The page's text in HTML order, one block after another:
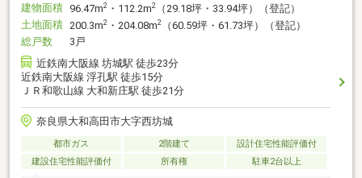
建物面積 96.47m2 ・112.2m2
（29.18坪・33.94坪）（登記）
土地面積 200.3m2 ・204.08m2
（60.59坪・61.73坪）（登記）
総戸数
3戸
近鉄南大阪線 坊城駅 徒歩23分
近鉄南大阪線 浮孔駅 徒歩15分
ＪＲ和歌山線 大和新庄駅 徒歩21分
奈良県大和高田市大字西坊城
都市ガス 2階建て
設計住宅性能評価付
建設住宅性能評価付
所有権 駐車2台以上